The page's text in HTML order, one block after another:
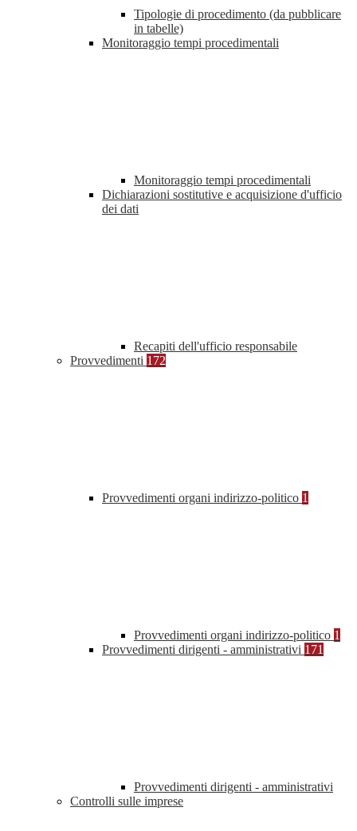
Tipologie di procedimento (da pubblicare
in tabelle)
Monitoraggio tempi procedimentali
Monitoraggio tempi procedimentali
Dichiarazioni sostitutive e acquisizione d'ufficio
dei dati
Recapiti dell'ufficio responsabile
Provvedimenti 172
Provvedimenti organi indirizzo-politico 1
Provvedimenti organi indirizzo-politico 1
Provvedimenti dirigenti - amministrativi 171
Provvedimenti dirigenti - amministrativi
Controlli sulle imprese